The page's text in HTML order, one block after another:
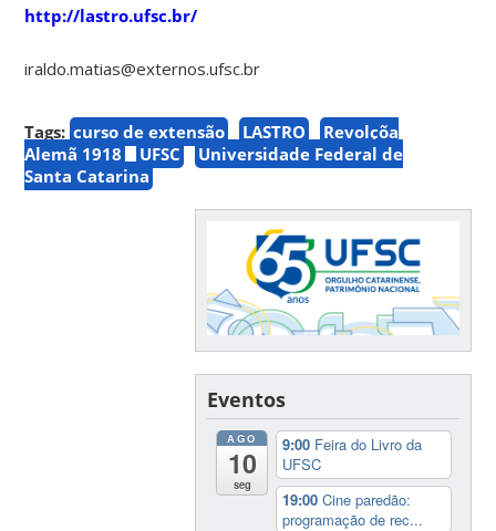
http://lastro.ufsc.br/
iraldo.matias@externos.ufsc.br
Tags: curso de extensão LASTRO
Revolçõa
Alemã 1918
UFSC
Universidade Federal de
Santa Catarina
Eventos
AGO
10
seg
9:00 Feira do Livro da
UFSC
19:00Cine paredão:
programação de rec...